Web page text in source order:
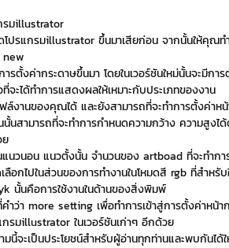
วมบริการ Event Sticker
อต สติกเกอร์ไลน์ 3D
รมillustrator
โปรแกรมillustrator ขึ้นมาเสียก่อน จากนั้นให้คุณ
new
รตั้งค่ากระดาษขึ้นมา โดยในเวอร์ชันใหม่นั้นจะมีกา
ะได้ทำการแสดงผลให้เหมาะกับประเภทของงาน
งานของคุณได้ และยังสามารถที่จะทำการตั้งค่าห
สามารถที่จะทำการกำหนดความกว้าง ความสูงไ
ย
แนวนอน แนวตั้งนั้น จำนวนของ artboad ที่จะทำก
กไปในส่วนของการทำงานในโหมดสี rgb ที่สำหรั
นั้นคือการใช้งานในด้านของสิ่งพิมพ์
ว่า more setting เพื่อทำการเข้าสู่การตั้งค่าหน้า
รมillustrator ในเวอร์ชันเก่าๆ อีกด้วย
มนี้จะเป็นประโยชน์สำหรับผู้อ่านทุกท่านและพบกันได้